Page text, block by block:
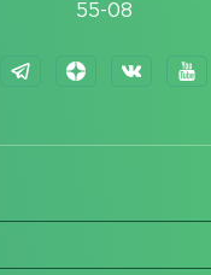
55-08